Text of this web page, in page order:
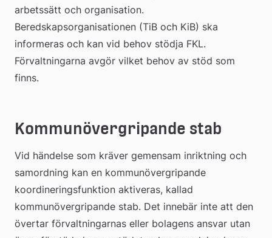
arbetssätt och organisation.
Beredskapsorganisationen (TiB och KiB) ska
informeras och kan vid behov stödja FKL.
Förvaltningarna avgör vilket behov av stöd som
finns.
Kommunövergripande stab
Vid händelse som kräver gemensam inriktning och
samordning kan en kommunövergripande
koordineringsfunktion aktiveras, kallad
kommunövergripande stab. Det innebär inte att den
övertar förvaltningarnas eller bolagens ansvar utan